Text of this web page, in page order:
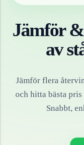
Jämför
av
Jämför flera
och hitta bästa
Snabbt,